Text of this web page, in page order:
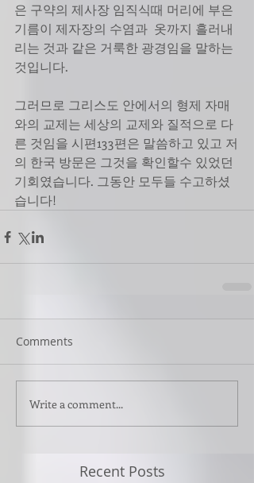
은 구약의 제사장 임직식때 머리에 부은
기름이 제자장의 수염과  옷까지 흘러내
리는 것과 같은 거룩한 광경임을 말하는
것입니다.
그러므로 그리스도 안에서의 형제 자매
와의 교제는 세상의 교제와 질적으로 다
른 것임을 시편133편은 말씀하고 있고 저
의 한국 방문은 그것을 확인할수 있었던
기회였습니다. 그동안 모두들 수고하셨
습니다!
Comments
Write a comment...
Recent Posts